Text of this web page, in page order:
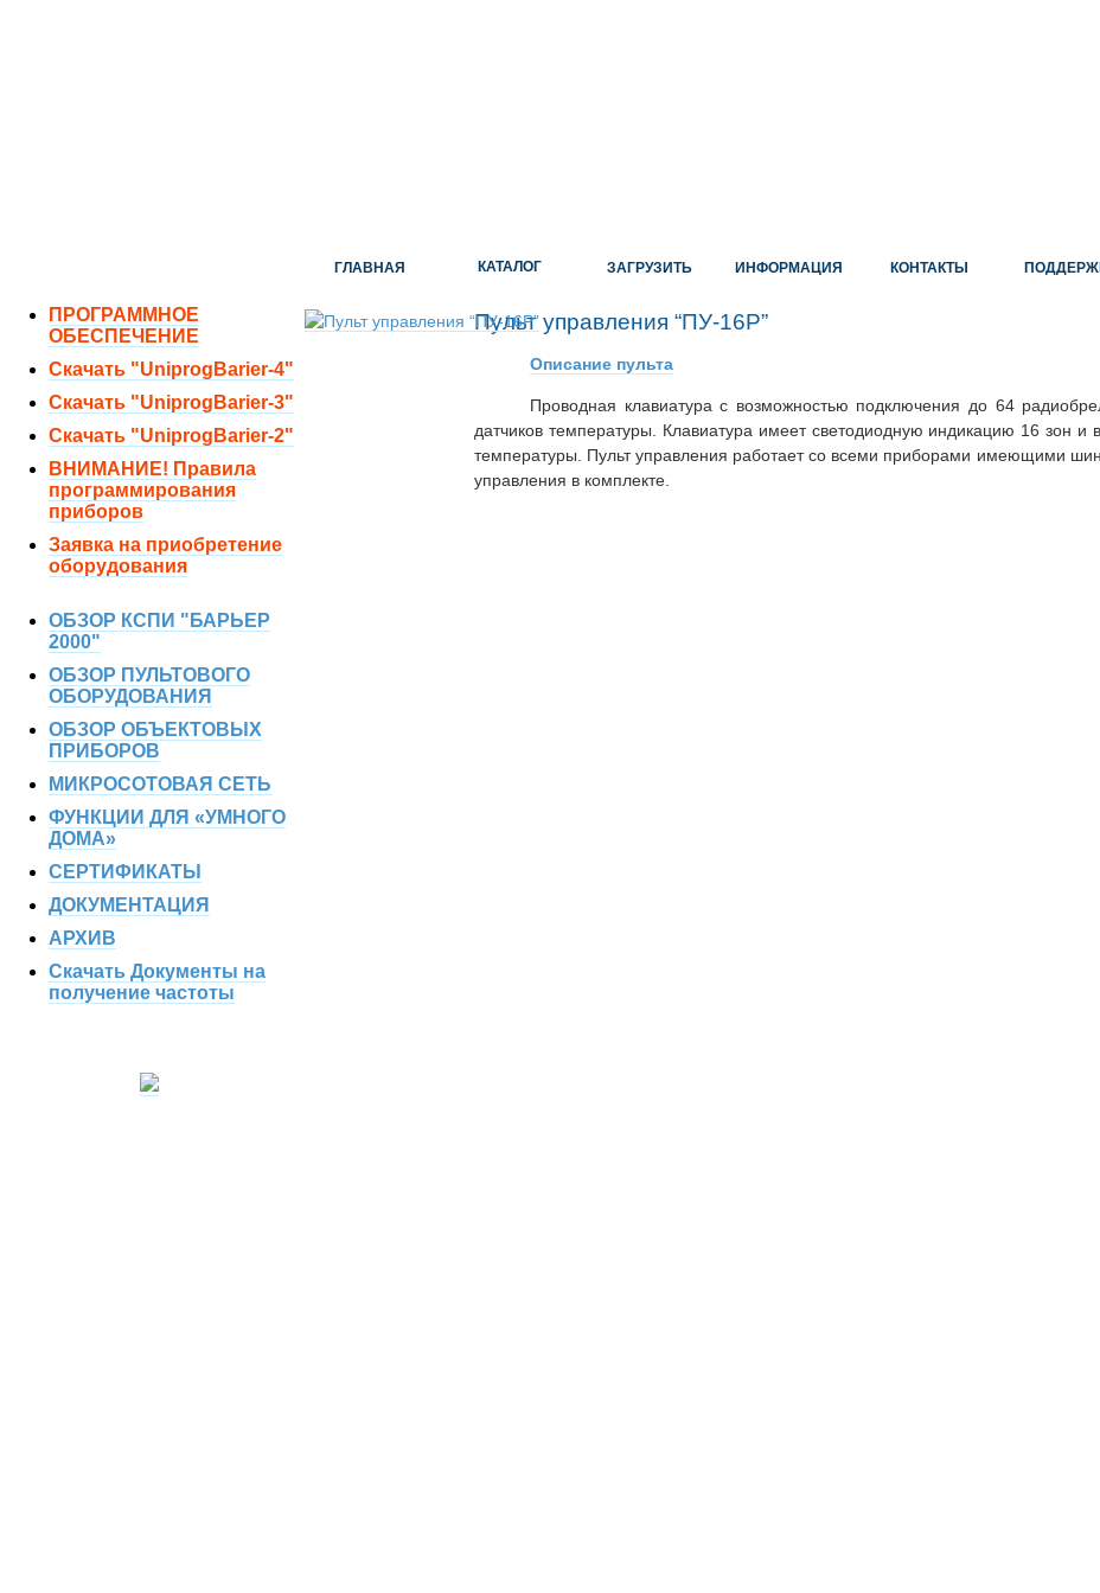
ПРОГРАММНОЕ
ОБЕСПЕЧЕНИЕ
Скачать "UniprogBarier-4"
Скачать "UniprogBarier-3"
Скачать "UniprogBarier-2"
ВНИМАНИЕ! Правила
программирования
приборов
Заявка на приобретение
оборудования
ОБЗОР КСПИ "БАРЬЕР
2000"
ОБЗОР ПУЛЬТОВОГО
ОБОРУДОВАНИЯ
ОБЗОР ОБЪЕКТОВЫХ
ПРИБОРОВ
МИКРОСОТОВАЯ СЕТЬ
ФУНКЦИИ ДЛЯ «УМНОГО
ДОМА»
СЕРТИФИКАТЫ
ДОКУМЕНТАЦИЯ
АРХИВ
Скачать Документы на
получение частоты
ГЛАВНАЯ КАТАЛОГ ЗАГРУЗИТЬ ИНФОРМАЦИЯ КОНТАКТЫ
Пульт управления “ПУ-16Р”
Описание пульта
Проводная клавиатура с возможностью подключения до 64
датчиков температуры. Клавиатура имеет светодиодную индикацию 16 зон и
температуры. Пульт управления работает со всеми приборами имеющими
управления в комплекте.